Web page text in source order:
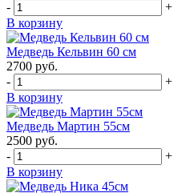
-
+
В корзину
Медведь Кельвин 60 см
2700 руб.
-
+
В корзину
Медведь Мартин 55см
2500 руб.
-
+
В корзину